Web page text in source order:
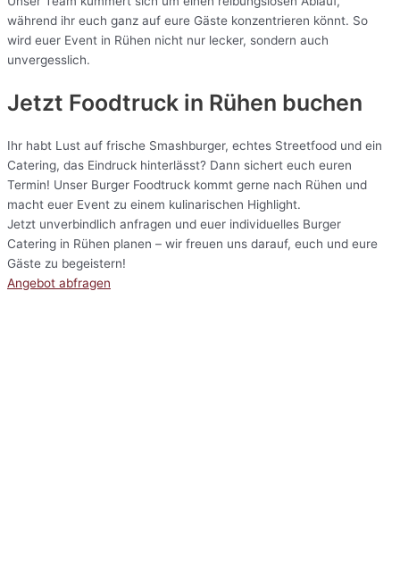
während ihr euch ganz auf eure Gäste konzentrieren könnt. So
wird euer Event in Rühen nicht nur lecker, sondern auch
unvergesslich.
Jetzt Foodtruck in Rühen buchen
Ihr habt Lust auf frische Smashburger, echtes Streetfood und ein
Catering, das Eindruck hinterlässt? Dann sichert euch euren
Termin! Unser Burger Foodtruck kommt gerne nach Rühen und
macht euer Event zu einem kulinarischen Highlight.
Jetzt unverbindlich anfragen und euer individuelles Burger
Catering in Rühen planen – wir freuen uns darauf, euch und eure
Gäste zu begeistern!
Angebot abfragen